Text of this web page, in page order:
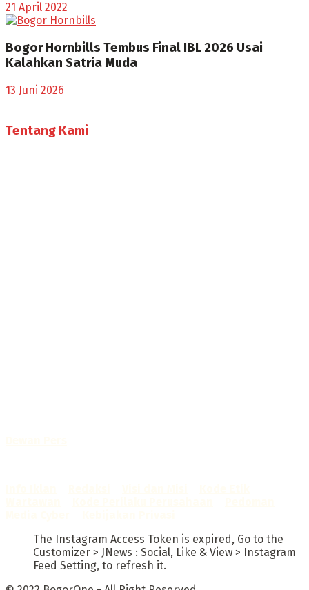
21 April 2022
Bogor Hornbills Tembus Final IBL 2026 Usai
Kalahkan Satria Muda
13 Juni 2026
Tentang Kami
The Instagram Access Token is expired, Go to the
Customizer > JNews : Social, Like & View > Instagram
Feed Setting, to refresh it.